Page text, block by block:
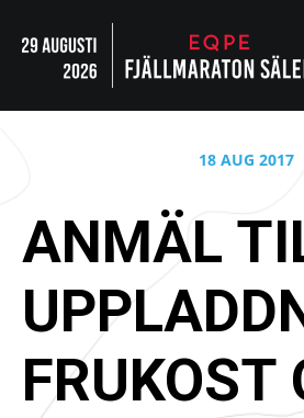
18 AUG 2017
ANMÄL
FRUKOST